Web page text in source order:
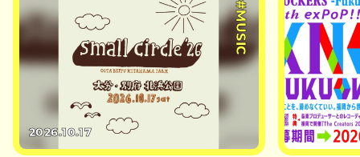
#MUSIC
2026.10.17